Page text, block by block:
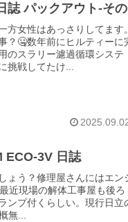
誌 パックアウト-そ
女性はあっさりしてます。
？🤐数年前にヒルティーに
のスラリー濾過循環システ
挑戦してたけ...
ECO-3V 日誌
ょう？修理屋さんにはエン
近現場の解体工事屋も後ろ
ンプ付くらしい。現行日立
無...